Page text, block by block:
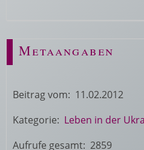
Metaangaben
Beitrag vom: 11.02.2012
Kategorie: Leben in der
Aufrufe gesamt: 2859